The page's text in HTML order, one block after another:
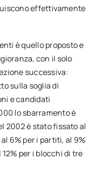
effettivamente
è quello proposto e
con il solo
successiva:
sulla soglia di
e candidati
lo sbarramento è
2002 è stato fissato al
6% per i partiti, al 9%
per i blocchi di tre